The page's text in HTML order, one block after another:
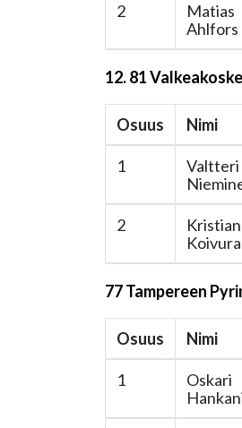
2
Matias
Ahlfors
12. 81
Osuus Nimi
1
Valtteri
2
Kristian
77 Tampereen
Osuus Nimi
1
Oskari